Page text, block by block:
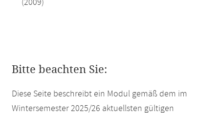
(2009)
Bitte beachten Sie:
Diese Seite beschreibt ein Modul gemäß dem im
Wintersemester 2025/26 aktuellsten gültigen